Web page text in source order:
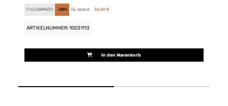
FULLSWING30 -30% Du sparst: 36,00 €
ARTIKELNUMMER: 10031113
In den Warenkorb